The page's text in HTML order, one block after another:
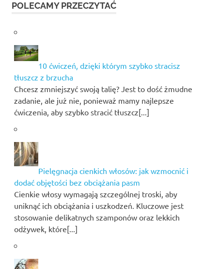
POLECAMY PRZECZYTAĆ
10 ćwiczeń, dzięki którym szybko stracisz
tłuszcz z brzucha
Chcesz zmniejszyć swoją talię? Jest to dość żmudne
zadanie, ale już nie, ponieważ mamy najlepsze
ćwiczenia, aby szybko stracić tłuszcz[...]
Pielęgnacja cienkich włosów: jak wzmocnić i
dodać objętości bez obciążania pasm
Cienkie włosy wymagają szczególnej troski, aby
uniknąć ich obciążania i uszkodzeń. Kluczowe jest
stosowanie delikatnych szamponów oraz lekkich
odżywek, które[...]